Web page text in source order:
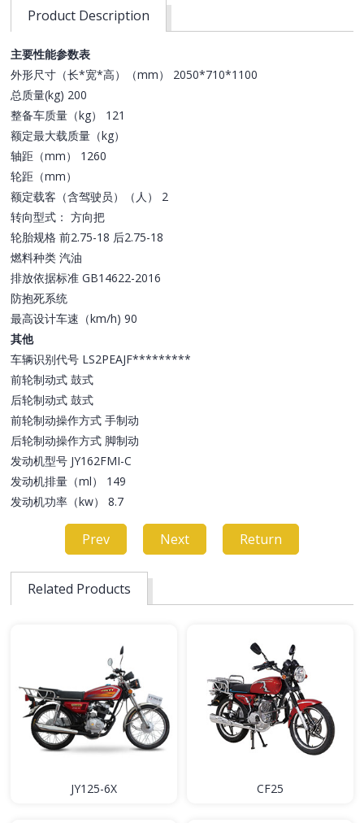
Product Description
主要性能参数表
外形尺寸（长*宽*高）（mm） 2050*710*1100
总质量(kg) 200
整备车质量（kg） 121
额定最大载质量（kg）
轴距（mm） 1260
轮距（mm）
额定载客（含驾驶员）（人） 2
转向型式： 方向把
轮胎规格 前2.75-18 后2.75-18
燃料种类 汽油
排放依据标准 GB14622-2016
防抱死系统
最高设计车速（km/h) 90
其他
车辆识别代号 LS2PEAJF*********
前轮制动式 鼓式
后轮制动式 鼓式
前轮制动操作方式 手制动
后轮制动操作方式 脚制动
发动机型号 JY162FMI-C
发动机排量（ml） 149
发动机功率（kw） 8.7
Prev Next Return
Related Products
JY125-6X CF25